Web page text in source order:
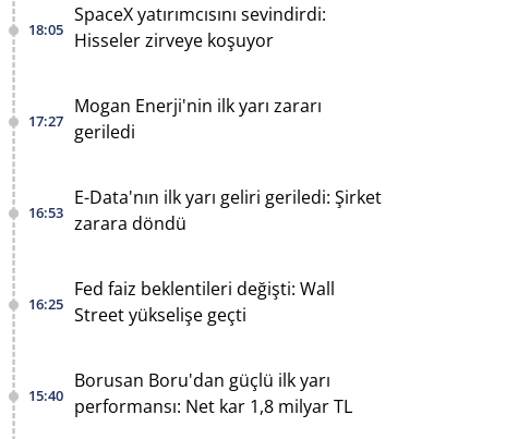
18:05
SpaceX yatırımcısını sevindirdi:
Hisseler zirveye koşuyor
17:27
Mogan Enerji'nin ilk yarı zararı
geriledi
16:53
E-Data'nın ilk yarı geliri geriledi: Şirket
zarara döndü
16:25
Fed faiz beklentileri değişti: Wall
Street yükselişe geçti
15:40
Borusan Boru'dan güçlü ilk yarı
performansı: Net kar 1,8 milyar TL